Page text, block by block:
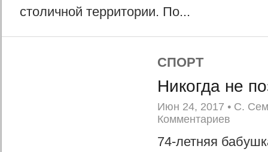
столичной территории. По...
СПОРТ
Никогда не
Июн 24, 2017 • С.
Комментариев
74-летняя